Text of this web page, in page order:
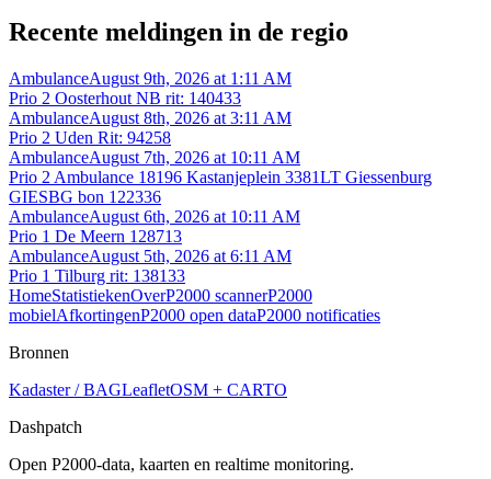
Recente meldingen in de regio
AmbulanceAugust 9th, 2026 at 1:11 AM
Prio 2 Oosterhout NB rit: 140433
AmbulanceAugust 8th, 2026 at 3:11 AM
Prio 2 Uden Rit: 94258
AmbulanceAugust 7th, 2026 at 10:11 AM
Prio 2 Ambulance 18196 Kastanjeplein 3381LT Giessenburg
GIESBG bon 122336
AmbulanceAugust 6th, 2026 at 10:11 AM
Prio 1 De Meern 128713
AmbulanceAugust 5th, 2026 at 6:11 AM
Prio 1 Tilburg rit: 138133
HomeStatistiekenOverP2000 scannerP2000
mobielAfkortingenP2000 open dataP2000 notificaties
Bronnen
Kadaster / BAGLeafletOSM + CARTO
Dashpatch
Open P2000-data, kaarten en realtime monitoring.